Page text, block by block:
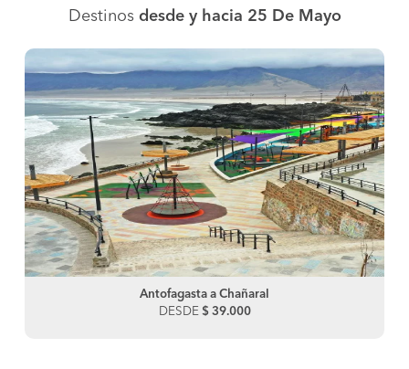
Destinos desde y hacia 25 De Mayo
Antofagasta a Chañaral
DESDE $ 39.000